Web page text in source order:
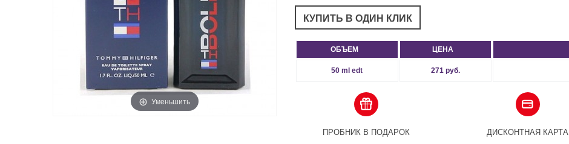
Уменьшить
ОБЪЕМ ЦЕНА
50 ml edt 271 руб.
ПРОБНИК В ПОДАРОК ДИСКОНТНАЯ КАРТА